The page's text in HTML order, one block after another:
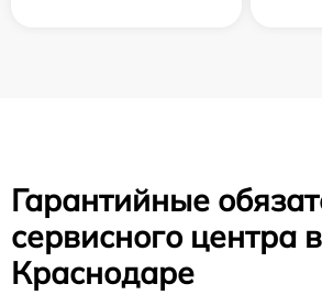
Гарантийные
сервисного центра в
Краснодаре